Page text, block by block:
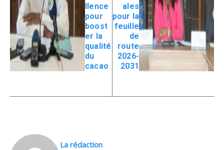
llence
pour
boost
er la
qualité
du
cacao
ales
pour la
feuille
de
route
2026-
2031
La rédaction